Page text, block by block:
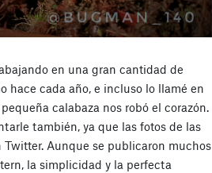
en una gran cantidad de
hace cada año, e incluso lo llamé en
calabaza nos robó el corazón.
también, ya que las fotos de las
Aunque se publicaron muchos
la simplicidad y la perfecta